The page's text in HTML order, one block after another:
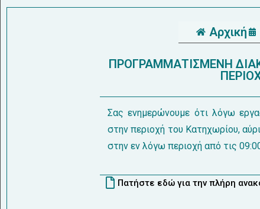
Αρχική
ΠΡΟΓΡΑΜΜΑΤΙΣΜΕΝΗ
Σας ενημερώνουμε ότι λόγω
στην περιοχή του Κατηχωρίου,
στην εν λόγω περιοχή από τις
Πατήστε εδώ για την πλήρη